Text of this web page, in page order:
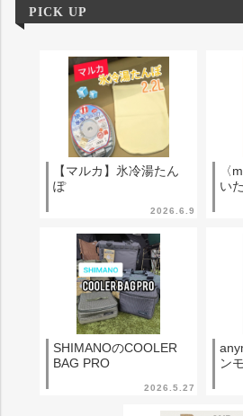
PICK UP
2026.6.9
【マルカ】氷冷湯たん
ぽ
〈
い
2026.5.27
SHIMANOのCOOLER
BAG PRO
ン